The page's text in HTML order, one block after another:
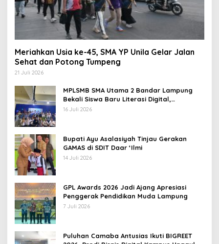
Meriahkan Usia ke-45, SMA YP Unila Gelar Jalan
Sehat dan Potong Tumpeng
21 Juli 2026
MPLSMB SMA Utama 2 Bandar Lampung
Bekali Siswa Baru Literasi Digital,
Jurnalistik, dan Etika Bermedia Sosial
16 Juli 2026
Bupati Ayu Asalasiyah Tinjau Gerakan
GAMAS di SDIT Daar ‘Ilmi
14 Juli 2026
GPL Awards 2026 Jadi Ajang Apresiasi
Penggerak Pendidikan Muda Lampung
7 Juli 2026
Puluhan Camaba Antusias Ikuti BIGREET